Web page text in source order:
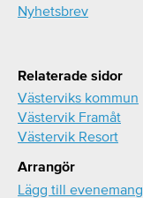
Nyhetsbrev
Relaterade sidor
Västerviks kommun
Västervik Framåt
Västervik Resort
Arrangör
Lägg till evenemang